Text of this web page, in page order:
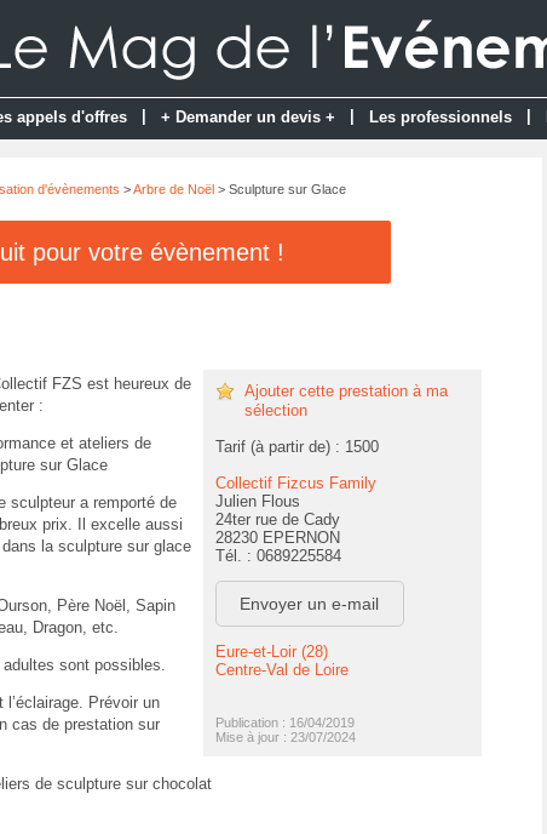
appels d'offres + Demander un devis + Les professionnels
d'évènements >Arbre de Noël> Sculpture sur Glace
pour votre évènement !
Ajouter cette prestation à ma
sélection
Tarif (à partir de) : 1500
Collectif Fizcus Family
Julien Flous
24ter rue de Cady
28230 EPERNON
Tél. : 0689225584
Envoyer un e-mail
Eure-et-Loir (28)
Centre-Val de Loire
Publication : 16/04/2019
Mise à jour : 23/07/2024
FZS est heureux de
:
et ateliers de
sur Glace
sculpteur a remporté de
prix. Il excelle aussi
dans la sculpture sur glace
Père Noël, Sapin
Dragon, etc.
adultes sont possibles.
Prévoir un
cas de prestation sur
de sculpture sur chocolat